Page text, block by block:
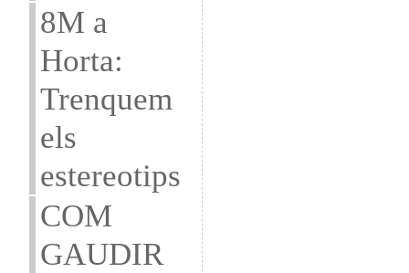
8M a
Horta:
Trenquem
els
estereotips
COM
GAUDIR